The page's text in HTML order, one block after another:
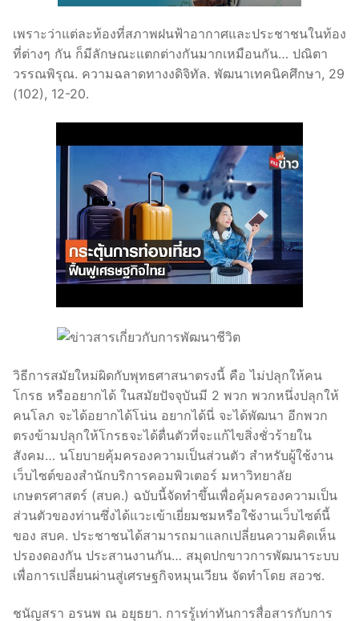
เพราะว่าแต่ละท้องที่สภาพฝนฟ้าอากาศและประชาชนในท้อง
ที่ต่างๆ กัน ก็มีลักษณะแตกต่างกันมากเหมือนกัน… ปณิตา
วรรณพิรุณ. ความฉลาดทางงดิจิทัล. พัฒนาเทคนิคศึกษา, 29
(102), 12-20.
วิธีการสมัยใหม่ผิดกับพุทธศาสนาตรงนี้ คือ ไม่ปลุกให้คน
โกรธ หรืออยากได้ ในสมัยปัจจุบันมี 2 พวก พวกหนึ่งปลุกให้
คนโลภ จะได้อยากได้โน่น อยากได้นี่ จะได้พัฒนา อีกพวก
ตรงข้ามปลุกให้โกรธจะได้ตื่นตัวที่จะแก้ไขสิ่งชั่วร้ายใน
สังคม… นโยบายคุ้มครองความเป็นส่วนตัว สำหรับผู้ใช้งาน
เว็บไซต์ของสำนักบริการคอมพิวเตอร์ มหาวิทยาลัย
เกษตรศาสตร์ (สบค.) ฉบับนี้จัดทำขึ้นเพื่อคุ้มครองความเป็น
ส่วนตัวของท่านซึ่งได้แวะเข้าเยี่ยมชมหรือใช้งานเว็บไซต์นี้
ของ สบค. ประชาชนได้สามารถมาแลกเปลี่ยนความคิดเห็น
ปรองดองกัน ประสานงานกัน… สมุดปกขาวการพัฒนาระบบ
เพื่อการเปลี่ยนผ่านสู่เศรษฐกิจหมุนเวียน จัดทำโดย สอวช.
ชนัญสรา อรนพ ณ อยุธยา. การรู้เท่าทันการสื่อสารกับการ